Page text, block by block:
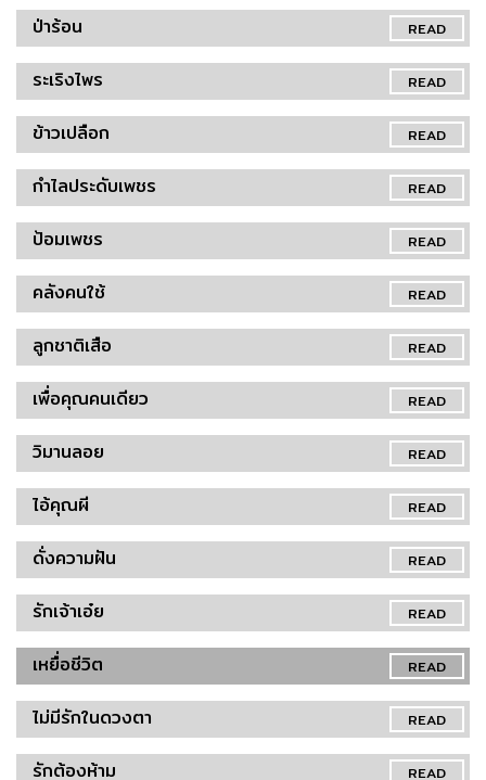
READ
ป่าร้อน
READ
ระเริงไพร
READ
ข้าวเปลือก
READ
กำไลประดับเพชร
READ
ป้อมเพชร
READ
คลังคนใช้
READ
ลูกชาติเสือ
READ
เพื่อคุณคนเดียว
READ
วิมานลอย
READ
ไอ้คุณผี
READ
ดั่งความฝัน
READ
รักเจ้าเอ๋ย
READ
เหยื่อชีวิต
READ
ไม่มีรักในดวงตา
READ
รักต้องห้าม